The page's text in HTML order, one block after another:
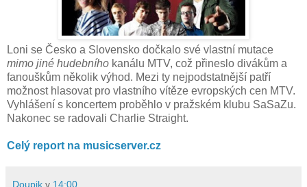
Loni se Česko a Slovensko dočkalo své vlastní mutace
mimo jiné hudebního kanálu MTV, což přineslo divákům a
fanouškům několik výhod. Mezi ty nejpodstatnější patří
možnost hlasovat pro vlastního vítěze evropských cen MTV.
Vyhlášení s koncertem proběhlo v pražském klubu SaSaZu.
Nakonec se radovali Charlie Straight.
Celý report na musicserver.cz
Doupik v 14:00